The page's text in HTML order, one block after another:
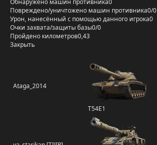
Обнаружено машин противника0
Повреждено/уничтожено машин противника0/0
Урон, нанесённый с помощью данного игрока0
Очки захвата/защиты базы0/0
Пройдено километров0,43
Закрыть
Ataga_2014
T54E1